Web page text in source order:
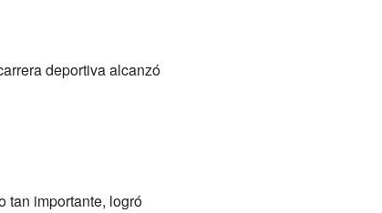
deportiva alcanzó
tan importante, logró